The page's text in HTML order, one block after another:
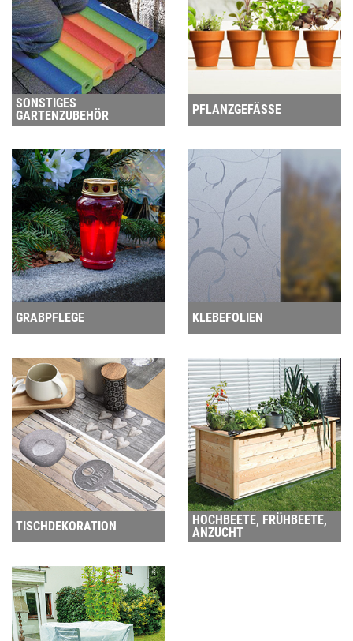
SONSTIGES
GARTENZUBEHÖR
PFLANZGEFÄSSE
GRABPFLEGE KLEBEFOLIEN
TISCHDEKORATION
HOCHBEETE, FRÜHBEETE,
ANZUCHT